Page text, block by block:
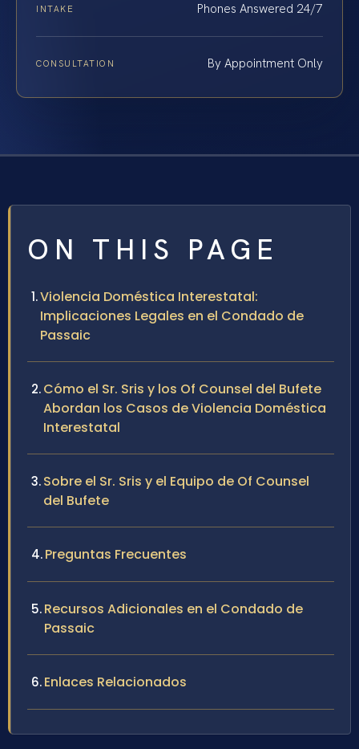
INTAKE Phones Answered 24/7
CONSULTATION By Appointment Only
ON THIS PAGE
Violencia Doméstica Interestatal:
Implicaciones Legales en el Condado de
Passaic
Cómo el Sr. Sris y los Of Counsel del Bufete
Abordan los Casos de Violencia Doméstica
Interestatal
Sobre el Sr. Sris y el Equipo de Of Counsel
del Bufete
Preguntas Frecuentes
Recursos Adicionales en el Condado de
Passaic
Enlaces Relacionados